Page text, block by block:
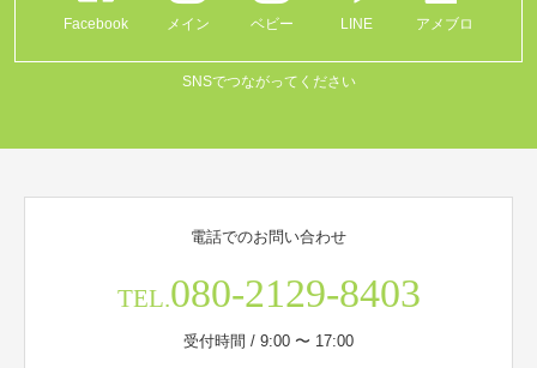
Facebook メイン ベビー LINE アメブロ
SNSでつながってください
電話でのお問い合わせ
TEL.080-2129-8403
受付時間 / 9:00 〜 17:00